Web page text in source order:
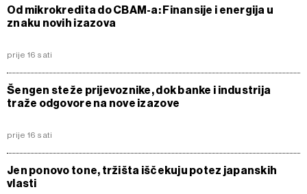
Od mikrokredita do CBAM-a: Finansije i energija u
znaku novih izazova
prije 16 sati
Šengen steže prijevoznike, dok banke i industrija
traže odgovore na nove izazove
prije 16 sati
Jen ponovo tone, tržišta iščekuju potez japanskih
vlasti